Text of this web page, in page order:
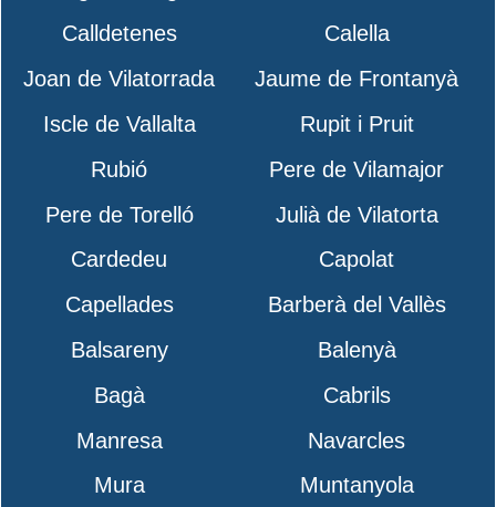
Calldetenes
Calella
Joan de Vilatorrada
Jaume de Frontanyà
Iscle de Vallalta
Rupit i Pruit
Rubió
Pere de Vilamajor
Pere de Torelló
Julià de Vilatorta
Cardedeu
Capolat
Capellades
Barberà del Vallès
Balsareny
Balenyà
Bagà
Cabrils
Manresa
Navarcles
Mura
Muntanyola